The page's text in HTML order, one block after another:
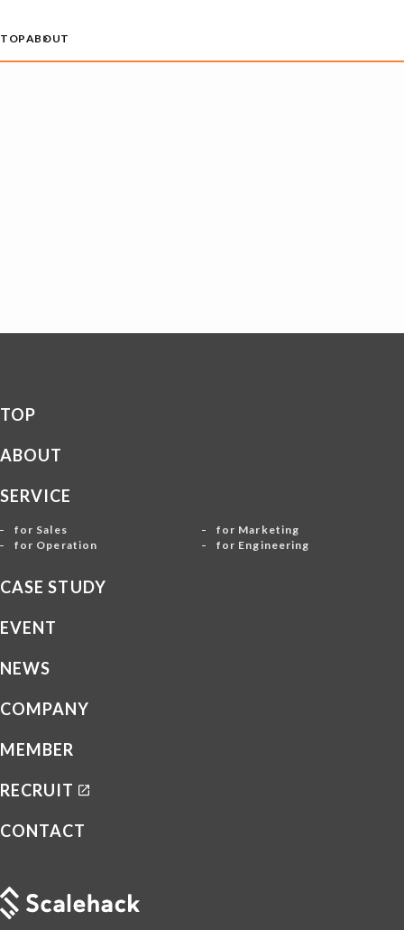
TOPABOUT
TOP
ABOUT
SERVICE
for Sales
for Marketing
for Operation
for Engineering
CASE STUDY
EVENT
NEWS
COMPANY
MEMBER
RECRUIT
CONTACT